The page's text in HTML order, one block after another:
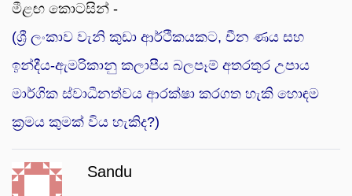
මීළඟ කොටසින් -
(ශ්‍රී ලංකාව වැනි කුඩා ආර්ථිකයකට, චීන ණය සහ
ඉන්දීය-ඇමරිකානු කලාපීය බලපෑම් අතරතුර උපාය
මාර්ගික ස්වාධීනත්වය ආරක්ෂා කරගත හැකි හොඳම
ක්‍රමය කුමක් විය හැකිද?)
Sandu